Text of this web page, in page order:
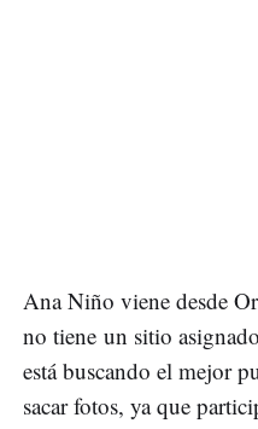
Ana Niño viene desde
no tiene un sitio
está buscando el mejor
sacar fotos, ya que